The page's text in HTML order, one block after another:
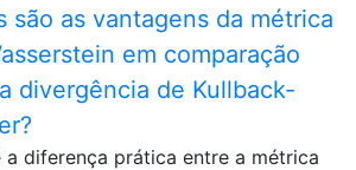
são as vantagens da métrica
em comparação
divergência de Kullback-
a diferença prática entre a métrica